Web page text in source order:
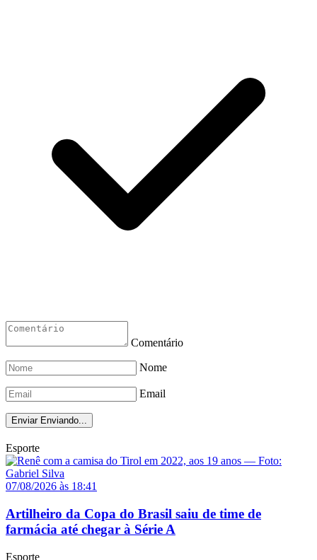
Comentário
Nome
Email
Enviar Enviando...
Esporte
07/08/2026 às 18:41
Artilheiro da Copa do Brasil saiu de time de
farmácia até chegar à Série A
Esporte